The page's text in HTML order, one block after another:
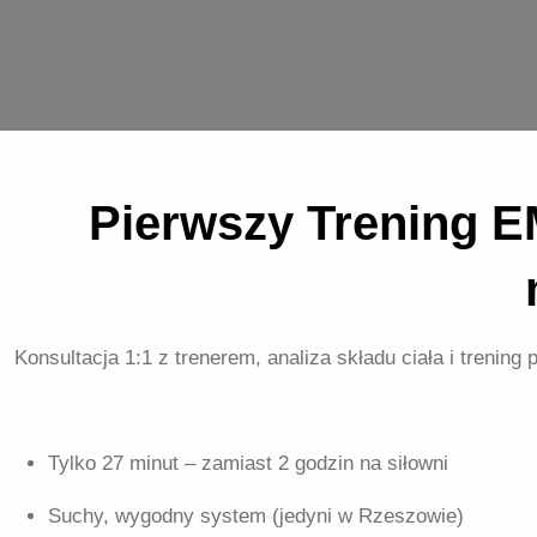
Pierwszy Trening
Konsultacja 1:1 z trenerem, analiza składu ciała i
Tylko 27 minut – zamiast 2 godzin na siłowni
Suchy, wygodny system (jedyni w Rzeszowie)